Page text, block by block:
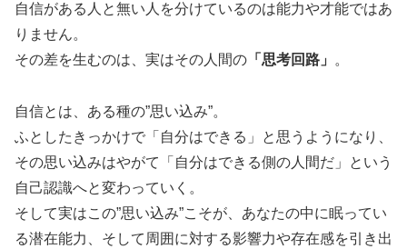
自信がある人と無い人を分けているのは能力や才能ではあ
りません。
その差を生むのは、実はその人間の 「思考回路」 。
自信とは、ある種の”思い込み”。
ふとしたきっかけで「自分はできる」と思うようになり、
その思い込みはやがて「自分はできる側の人間だ」という
自己認識へと変わっていく。
そして実はこの”思い込み”こそが、あなたの中に眠ってい
る潜在能力、そして周囲に対する影響力や存在感を引き出